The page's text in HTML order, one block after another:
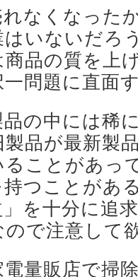
なくなった
いないだろ
品の質を上
問題に直面
の中には稀
品が最新製
ことがあっ
つことがあ
を十分に追
で注意して
量販店で掃